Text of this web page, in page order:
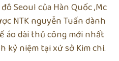
Seoul của Hàn Quốc ,Mc
NTK nguyễn Tuấn dành
dài thủ công mới nhất
niệm tại xứ sở Kim chi.